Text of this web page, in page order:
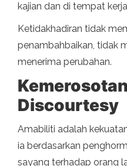
kajian dan di tempat
Ketidakhadiran tidak
penambahbaikan, tidak
menerima perubahan.
Discourtesy
Amabiliti adalah
ia berdasarkan
sayang terhadap orang